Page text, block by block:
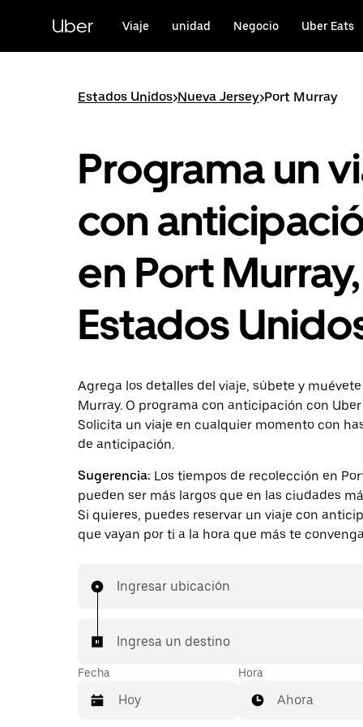
contenido
principal
Uber Viaje unidad Negocio Uber Eats
Estados Unidos>Nueva Jersey>Port Murray
Programa un
con
en Port Murray,
Estados
Agrega los detalles del viaje, súbete y
Murray. O programa con anticipación con Uber
Solicita un viaje en cualquier momento con
de anticipación.
Sugerencia: Los tiempos de recolección en
pueden ser más largos que en las ciudades
Si quieres, puedes reservar un viaje con
que vayan por ti a la hora que más te
Ingresar ubicación
Ingresa un destino
Fecha Hora
Ahora